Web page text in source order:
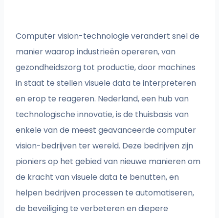
Computer vision-technologie verandert snel de
manier waarop industrieën opereren, van
gezondheidszorg tot productie, door machines
in staat te stellen visuele data te interpreteren
en erop te reageren. Nederland, een hub van
technologische innovatie, is de thuisbasis van
enkele van de meest geavanceerde computer
vision-bedrijven ter wereld. Deze bedrijven zijn
pioniers op het gebied van nieuwe manieren om
de kracht van visuele data te benutten, en
helpen bedrijven processen te automatiseren,
de beveiliging te verbeteren en diepere